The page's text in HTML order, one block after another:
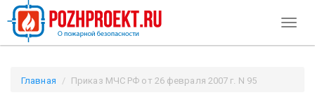
Главная
Приказ МЧС РФ от 26 февраля 2007 г. N 95